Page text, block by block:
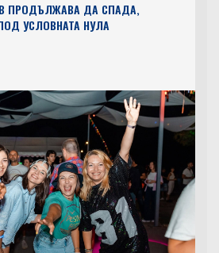
ПРОДЪЛЖАВА ДА СПАДА,
УСЛОВНАТА НУЛА